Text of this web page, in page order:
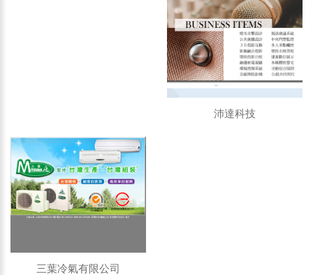
沛達科技
三葉冷氣有限公司